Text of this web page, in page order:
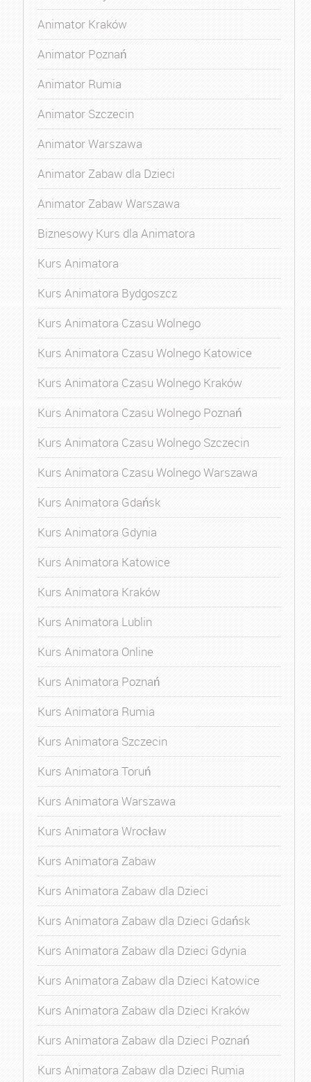
Animator Kraków
Animator Poznań
Animator Rumia
Animator Szczecin
Animator Warszawa
Animator Zabaw dla Dzieci
Animator Zabaw Warszawa
Biznesowy Kurs dla Animatora
Kurs Animatora
Kurs Animatora Bydgoszcz
Kurs Animatora Czasu Wolnego
Kurs Animatora Czasu Wolnego Katowice
Kurs Animatora Czasu Wolnego Kraków
Kurs Animatora Czasu Wolnego Poznań
Kurs Animatora Czasu Wolnego Szczecin
Kurs Animatora Czasu Wolnego Warszawa
Kurs Animatora Gdańsk
Kurs Animatora Gdynia
Kurs Animatora Katowice
Kurs Animatora Kraków
Kurs Animatora Lublin
Kurs Animatora Online
Kurs Animatora Poznań
Kurs Animatora Rumia
Kurs Animatora Szczecin
Kurs Animatora Toruń
Kurs Animatora Warszawa
Kurs Animatora Wrocław
Kurs Animatora Zabaw
Kurs Animatora Zabaw dla Dzieci
Kurs Animatora Zabaw dla Dzieci Gdańsk
Kurs Animatora Zabaw dla Dzieci Gdynia
Kurs Animatora Zabaw dla Dzieci Katowice
Kurs Animatora Zabaw dla Dzieci Kraków
Kurs Animatora Zabaw dla Dzieci Poznań
Kurs Animatora Zabaw dla Dzieci Rumia